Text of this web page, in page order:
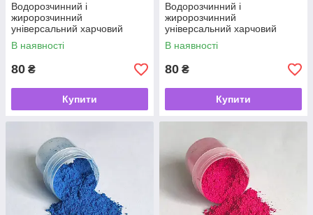
Водорозчинний і
жиророзчинний
універсальний харчовий
барвник неоновий Жовтий 5г
В наявності
80 ₴
Купити
Водорозчинний і
жиророзчинний
універсальний харчовий
барвник Помаранчевий 5г
В наявності
80 ₴
Купити